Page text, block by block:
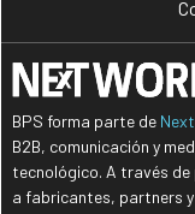
BPS forma parte de
B2B, comunicación y
tecnológico. A través
a fabricantes, partners